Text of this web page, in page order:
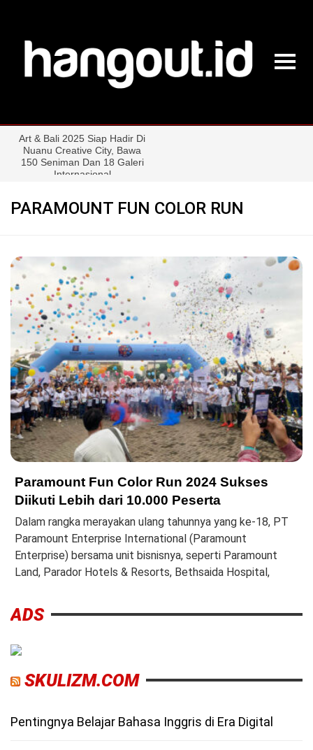
PARAMOUNT FUN COLOR RUN
Paramount Fun Color Run 2024 Sukses
Diikuti Lebih dari 10.000 Peserta
Dalam rangka merayakan ulang tahunnya yang ke-18, PT
Paramount Enterprise International (Paramount
Enterprise) bersama unit bisnisnya, seperti Paramount
Land, Parador Hotels & Resorts, Bethsaida Hospital,
ADS
SKULIZM.COM
Pentingnya Belajar Bahasa Inggris di Era Digital